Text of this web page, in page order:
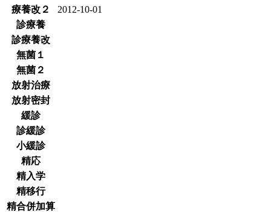
療養改２
2012-10-01
診療養
診療養改
無菌１
無菌２
放射治療
放射密封
緩診
診緩診
小緩診
精応
精入学
精移行
精合併加算